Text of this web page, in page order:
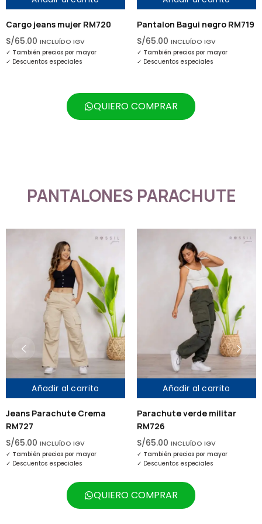
RM720
IGV
mayor
Pantalon Bagui negro RM719
S/65.00 INCLUÍDO IGV
✓ También precios por mayor
✓ Descuentos especiales
Pantalon
RM718
S/65.00
✓ También precios
QUIERO COMPRAR
PANTALONES PARACHUTE
al carrito
Crema
IGV
por mayor
Añadir al carrito
Parachute verde militar
S/ INCLUÍDO IGV
✓ También precios por mayor
✓
Descuentos especiales
Parachute
S/
✓ También
✓
QUIERO COMPRAR